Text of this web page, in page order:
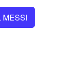
MESSI